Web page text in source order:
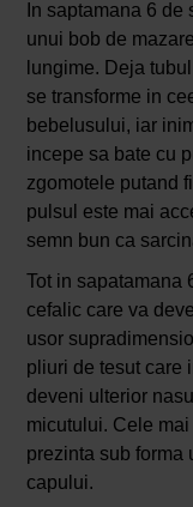
In saptamana 6
unui bob de
lungime. Deja
se transforme in
bebelusului, iar
incepe sa bate cu
zgomotele putand
pulsul este mai
semn bun ca
Tot in sapatamana
cefalic care va
usor
pliuri de tesut care
deveni ulterior
micutului. Cele
prezinta sub forma
capului.